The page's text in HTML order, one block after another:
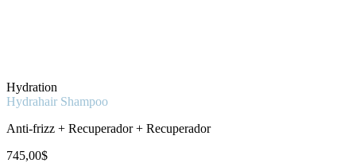
Hydration
Hydrahair Shampoo
Anti-frizz + Recuperador + Recuperador
745,00$